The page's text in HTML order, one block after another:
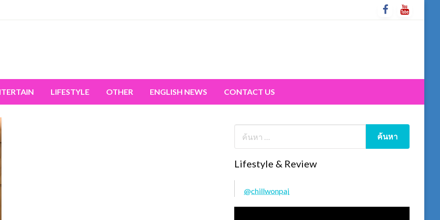
LIFESTYLE OTHER ENGLISH NEWS CONTACT US
Lifestyle & Review
@chillwonpai